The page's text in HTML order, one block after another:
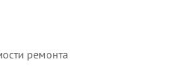
ремонта